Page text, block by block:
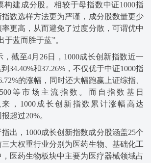
构建成分股。相较于母指数中证1000指
指数选样方法更为严谨，成分股数量更少
率更高，从而避免了过度分散，可谓优中
于蓝而胜于蓝”。
，截至4月26日，1000成长创新指数近一
34.40%和37.26%，不仅优于中证1000指
的涨幅，同时还大幅跑赢上证综指、
等市场主流指数。而自指数基日
来，1000成长创新指数累计涨幅高达
超过20%。
出，1000成长创新指数成分股涵盖25个
大权重行业分别为医药生物、基础化工
医药生物板块中主要为医疗器械领域占